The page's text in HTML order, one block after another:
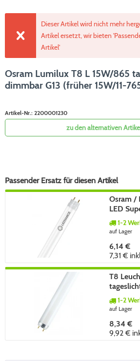
Dieser Artikel wird nicht mehr
Artikel ersetzt, wir bieten
Artikel'
Osram Lumilux T8 L 15W/865
dimmbar G13 (früher 15W/11-
Artikel-Nr.: 2200001230
zu den alternativen
Passender Ersatz für diesen Artikel
Osram /
LED
VVG AC
1-2
auf Lager
6,14 €
7,31 €
T8
1-2
auf Lager
8,34 €
9,92 €